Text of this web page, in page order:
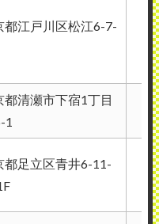
都江戸川区松江6-7-
都清瀬市下宿1丁目
1
都足立区青井6-11-